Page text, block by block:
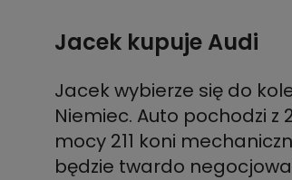
Jacek kupuje Audi
Jacek wybierze się do
Niemiec. Auto pochodzi z
mocy 211 koni
będzie twardo